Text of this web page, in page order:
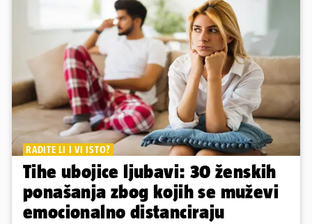
RADITE LI I VI ISTO?
Tihe ubojice ljubavi: 30 ženskih
ponašanja zbog kojih se muževi
emocionalno distanciraju